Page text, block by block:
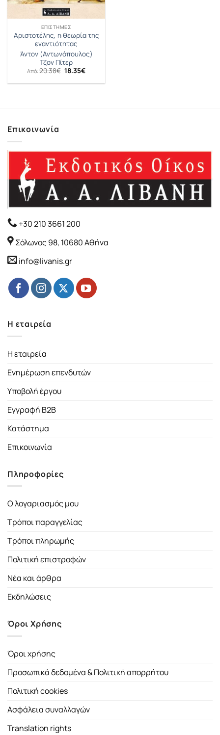
ΕΠΙΣΤΉΜΕΣ
Αριστοτέλης, η θεωρία της
εναντιότητας
Άντον (Αντωνόπουλος)
Τζον Πίτερ
Από: 20.38€ Original
was:
18.35€Η
τιμή
Επικοινωνία
+30 210 3661 200
Σόλωνος 98, 10680 Αθήνα
info@livanis.gr
Η εταιρεία
Η εταιρεία
Ενημέρωση επενδυτών
Υποβολή έργου
Εγγραφή B2B
Κατάστημα
Επικοινωνία
Πληροφορίες
Ο λογαριασμός μου
Τρόποι παραγγελίας
Τρόποι πληρωμής
Πολιτική επιστροφών
Νέα και άρθρα
Εκδηλώσεις
Όροι Χρήσης
Όροι χρήσης
Προσωπικά δεδομένα & Πολιτική απορρήτου
Πολιτική cookies
Ασφάλεια συναλλαγών
Translation rights